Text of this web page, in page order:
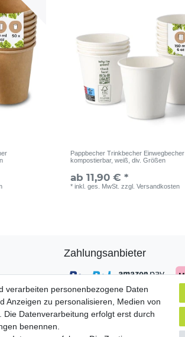
Pappbecher Trinkbecher Einwegbecher
kompostierbar, weiß, div. Größen
ab 11,90 € *
*inkl. ges. MwSt. zzgl.Versandkosten
Zahlungsanbieter
Versandpartner
verarbeiten personenbezogene Daten
Anzeigen zu personalisieren, Medien von
Datenverarbeitung erfolgt erst durch
benennen.